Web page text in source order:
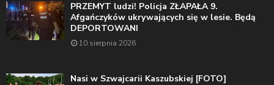
PRZEMYT ludzi! Policja ZŁAPAŁA 9.
Afgańczyków ukrywających się w lesie. Będą
DEPORTOWANI
10 sierpnia 2026
Nasi w Szwajcarii Kaszubskiej [FOTO]